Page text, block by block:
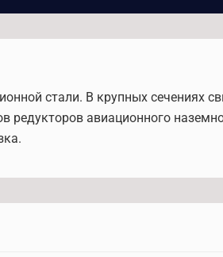
стали. В крупных сечениях
редукторов авиационного